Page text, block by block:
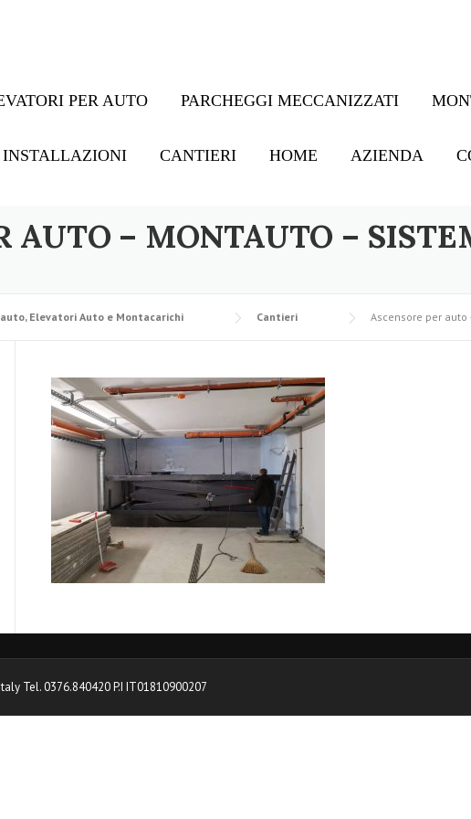
PER AUTO PARCHEGGI MECCANIZZATI
INSTALLAZIONI CANTIERI HOME AZIENDA
AUTO – MONTAUTO –
Elevatori Auto e Montacarichi Cantieri Ascensore per
Tel. 0376.840420 P.I IT01810900207